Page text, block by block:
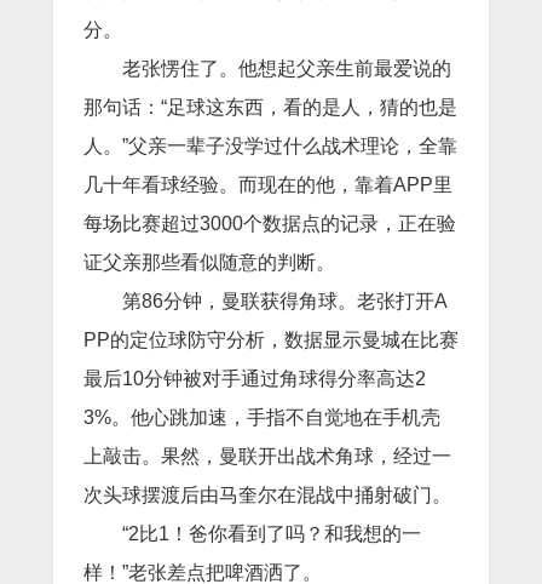
分。
老张愣住了。他想起父亲生前最爱说的
那句话：“足球这东西，看的是人，猜的也是
人。”父亲一辈子没学过什么战术理论，全靠
几十年看球经验。而现在的他，靠着APP里
每场比赛超过3000个数据点的记录，正在验
证父亲那些看似随意的判断。
第86分钟，曼联获得角球。老张打开A
PP的定位球防守分析，数据显示曼城在比赛
最后10分钟被对手通过角球得分率高达2
3%。他心跳加速，手指不自觉地在手机壳
上敲击。果然，曼联开出战术角球，经过一
次头球摆渡后由马奎尔在混战中捅射破门。
“2比1！爸你看到了吗？和我想的一
样！”老张差点把啤酒洒了。